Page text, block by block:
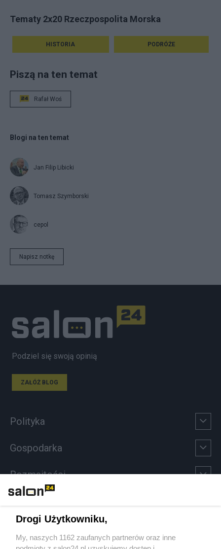
Tematy 2x20 Rzeczpospolita Morska
HISTORIA PODRÓŻE
Piszą na ten temat
Rafał Woś
Blogi na ten temat
Jan Filip Libicki
Tomasz Szymborski
cepol
Napisz notkę
Podziel się swoją opinią
ZAŁÓŻ BLOG
Polityka
Gospodarka
Rozmaitości
Sport
Drogi Użytkowniku,
My, naszych 1162 zaufanych partnerów oraz inne